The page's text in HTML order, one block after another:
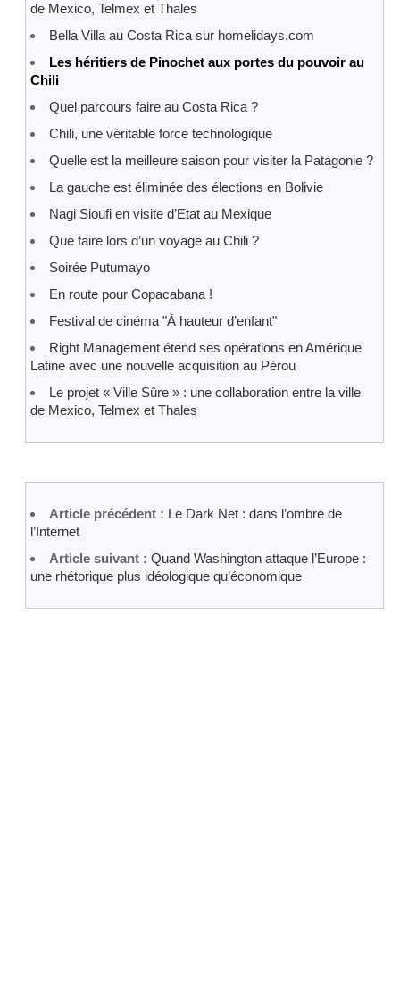
de Mexico, Telmex et Thales
Bella Villa au Costa Rica sur homelidays.com
Les héritiers de Pinochet aux portes du pouvoir au
Chili
Quel parcours faire au Costa Rica ?
Chili, une véritable force technologique
Quelle est la meilleure saison pour visiter la Patagonie ?
La gauche est éliminée des élections en Bolivie
Nagi Sioufi en visite d’Etat au Mexique
Que faire lors d’un voyage au Chili ?
Soirée Putumayo
En route pour Copacabana !
Festival de cinéma "À hauteur d’enfant"
Right Management étend ses opérations en Amérique
Latine avec une nouvelle acquisition au Pérou
Le projet « Ville Sûre » : une collaboration entre la ville
de Mexico, Telmex et Thales
Article précédent : Le Dark Net : dans l’ombre de
l’Internet
Article suivant : Quand Washington attaque l’Europe :
une rhétorique plus idéologique qu’économique